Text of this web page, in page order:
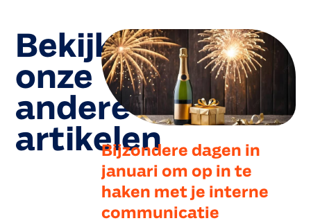
Bekijk
onze
andere
artikelenBijzondere dagen in
januari om op in te
haken met je interne
communicatie